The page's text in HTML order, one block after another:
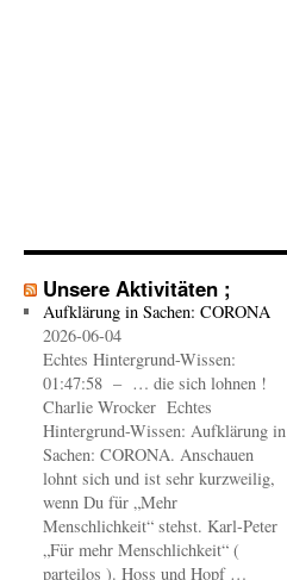
Unsere Aktivitäten ;
Aufklärung in Sachen: CORONA
2026-06-04
Echtes Hintergrund-Wissen:
01:47:58 – … die sich lohnen !
Charlie Wrocker Echtes
Hintergrund-Wissen: Aufklärung in
Sachen: CORONA. Anschauen
lohnt sich und ist sehr kurzweilig,
wenn Du für „Mehr
Menschlichkeit“ stehst. Karl-Peter
„Für mehr Menschlichkeit“ (
parteilos ). Hoss und Hopf …